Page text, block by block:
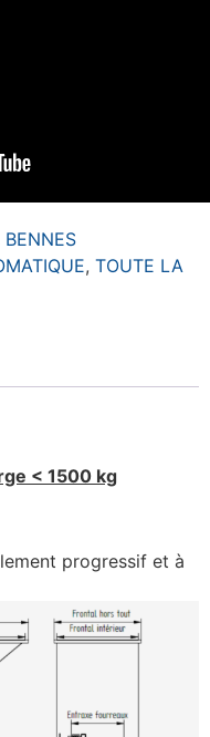
BENNES
, TOUTE LA
< 1500 kg
progressif et à